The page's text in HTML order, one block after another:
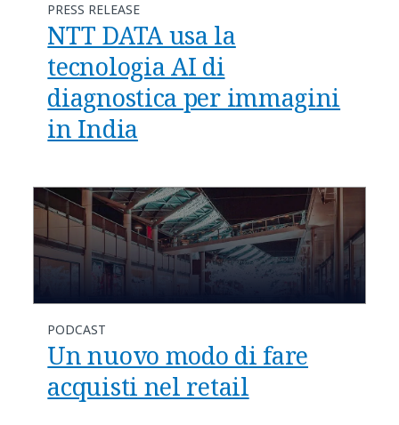
PRESS RELEASE
NTT DATA usa la
tecnologia AI di
diagnostica per immagini
in India
PODCAST
Un nuovo modo di fare
acquisti nel retail